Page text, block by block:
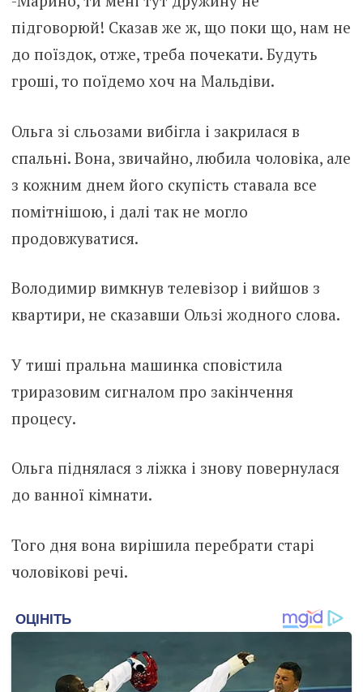
підговорюй! Сказав же ж, що поки що, нам не
до поїздок, отже, треба почекати. Будуть
гроші, то поїдемо хоч на Мальдіви.
Ольга зі сльозами вибігла і закрилася в
спальні. Вона, звичайно, любила чоловіка, але
з кожним днем ​​його скупість ставала все
помітнішою, і далі так не могло
продовжуватися.
Володимир вимкнув телевізор і вийшов з
квартири, не сказавши Ользі жодного слова.
У тиші пральна машинка сповістила
триразовим сигналом про закінчення
процесу.
Ольга піднялася з ліжка і знову повернулася
до ванної кімнати.
Того дня вона вирішила перебрати старі
чоловікові речі.